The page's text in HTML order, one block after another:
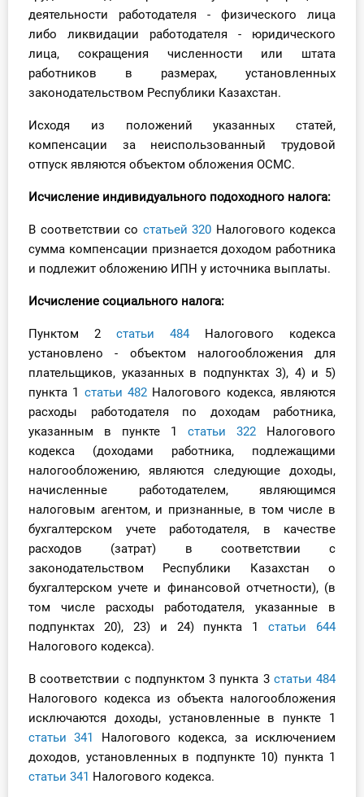
деятельности работодателя - физического лица
либо ликвидации работодателя - юридического
лица, сокращения численности или штата
работников в размерах, установленных
законодательством Республики Казахстан.
Исходя из положений указанных статей,
компенсации за неиспользованный трудовой
отпуск являются объектом обложения ОСМС.
Исчисление индивидуального подоходного налога:
В соответствии со статьей 320 Налогового кодекса
сумма компенсации признается доходом работника
и подлежит обложению ИПН у источника выплаты.
Исчисление социального налога:
Пунктом 2 статьи 484 Налогового кодекса
установлено - объектом налогообложения для
плательщиков, указанных в подпунктах 3), 4) и 5)
пункта 1 статьи 482 Налогового кодекса, являются
расходы работодателя по доходам работника,
указанным в пункте 1 статьи 322 Налогового
кодекса (доходами работника, подлежащими
налогообложению, являются следующие доходы,
начисленные работодателем, являющимся
налоговым агентом, и признанные, в том числе в
бухгалтерском учете работодателя, в качестве
расходов (затрат) в соответствии с
законодательством Республики Казахстан о
бухгалтерском учете и финансовой отчетности), (в
том числе расходы работодателя, указанные в
подпунктах 20), 23) и 24) пункта 1статьи 644
Налогового кодекса).
В соответствии с подпунктом 3 пункта 3 статьи 484
Налогового кодекса из объекта налогообложения
исключаются доходы, установленные в пункте 1
статьи 341
Налогового кодекса, за исключением
доходов, установленных в подпункте 10) пункта 1
статьи 341 Налогового кодекса.